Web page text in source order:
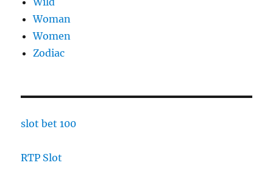
Woman
Women
Zodiac
slot bet 100
RTP Slot